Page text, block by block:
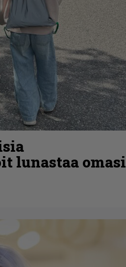
lunastaa omasi